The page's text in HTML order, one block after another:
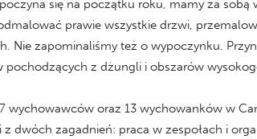
się na początku roku, mamy za sobą
prawie wszystkie drzwi,
Nie zapominaliśmy też o wypoczynku.
pochodzących z dżungli i obszarów
oraz 13 wychowanków w
dwóch zagadnień: praca w zespołach i